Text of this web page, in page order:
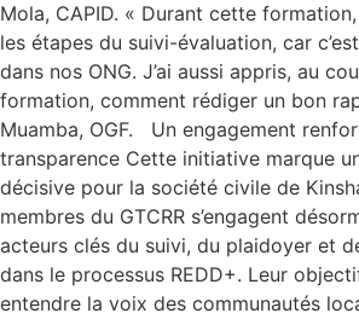
Mola, CAPID. « Durant cette
les étapes du suivi-évaluation, car
dans nos ONG. J’ai aussi appris, au
formation, comment rédiger un bon
Muamba, OGF. Un engagement
transparence Cette initiative marque
décisive pour la société civile de
membres du GTCRR s’engagent
acteurs clés du suivi, du plaidoyer et
dans le processus REDD+. Leur
entendre la voix des communautés